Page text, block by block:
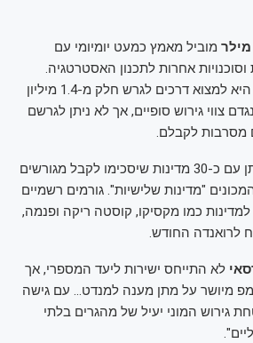
מוביל מאמץ כמעט יומיומי עם
אחרות לתכנון האסטרטגיה.
אחת הגישות המרכזיות היא למצוא דרכים לגרש חלק מ-1.4 מיליון
צווי גירוש סופיים, אך לא ניתן לגרשם
מסרבות לקבלם.
הממשל מנהל משא ומתן עם כ-30 מדינות שיסכימו לקבל מגורשים
"מדינות שלישיות". גורמים רשמיים
כמו מקסיקו, קוסטה ריקה ופנמה,
לרואנדה החודש.
לא התייחס ישירות ליעד המספרי, אך
מיושר על מתן מענה למנדט… עם גישה
גירוש המוני יעיל של מהגרים בלתי